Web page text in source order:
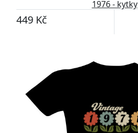
1976 - kytky
449 Kč